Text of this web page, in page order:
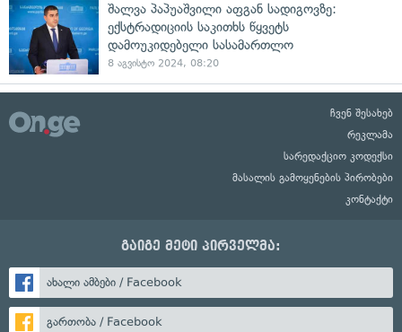
შალვა პაპუაშვილი აფგან სადიგოვზე:
ექსტრადიციის საკითხს წყვეტს
დამოუკიდებელი სასამართლო
8 აგვისტო 2024, 08:20
ჩვენ შესახებ
რეკლამა
სარედაქციო კოდექსი
მასალის გამოყენების პირობები
კონტაქტი
გაიგე მეტი პირველმა:
ახალი ამბები / Facebook
გართობა / Facebook